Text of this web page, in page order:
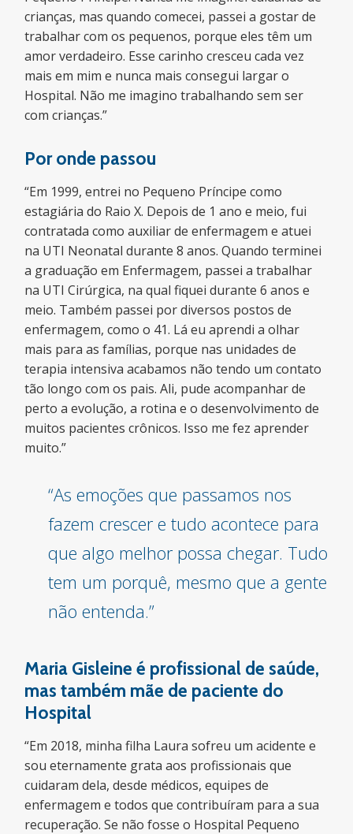
crianças, mas quando comecei, passei a gostar de
trabalhar com os pequenos, porque eles têm um
amor verdadeiro. Esse carinho cresceu cada vez
mais em mim e nunca mais consegui largar o
Hospital. Não me imagino trabalhando sem ser
com crianças.”
Por onde passou
“Em 1999, entrei no Pequeno Príncipe como
estagiária do Raio X. Depois de 1 ano e meio, fui
contratada como auxiliar de enfermagem e atuei
na UTI Neonatal durante 8 anos. Quando terminei
a graduação em Enfermagem, passei a trabalhar
na UTI Cirúrgica, na qual fiquei durante 6 anos e
meio. Também passei por diversos postos de
enfermagem, como o 41. Lá eu aprendi a olhar
mais para as famílias, porque nas unidades de
terapia intensiva acabamos não tendo um contato
tão longo com os pais. Ali, pude acompanhar de
perto a evolução, a rotina e o desenvolvimento de
muitos pacientes crônicos. Isso me fez aprender
muito.”
“As emoções que passamos nos
fazem crescer e tudo acontece para
que algo melhor possa chegar. Tudo
tem um porquê, mesmo que a gente
não entenda.”
Maria Gisleine é profissional de saúde,
mas também mãe de paciente do
Hospital
“Em 2018, minha filha Laura sofreu um acidente e
sou eternamente grata aos profissionais que
cuidaram dela, desde médicos, equipes de
enfermagem e todos que contribuíram para a sua
recuperação. Se não fosse o Hospital Pequeno